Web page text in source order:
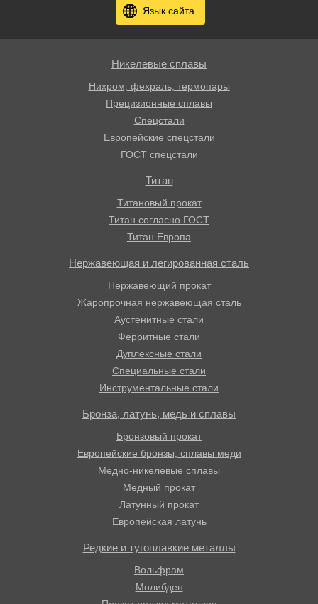
Язык сайта
Никелевые сплавы
Нихром, фехраль, термопары
Прецизионные сплавы
Спецстали
Европейские спецстали
ГОСТ спецстали
Титан
Титановый прокат
Титан согласно ГОСТ
Титан Европа
Нержавеющая и легированная сталь
Нержавеющий прокат
Жаропрочная нержавеющая сталь
Аустенитные стали
Ферритные стали
Дуплексные стали
Специальные стали
Инструментальные стали
Бронза, латунь, медь и сплавы
Бронзовый прокат
Европейские бронзы, сплавы меди
Медно-никелевые сплавы
Медный прокат
Латунный прокат
Европейская латунь
Редкие и тугоплавкие металлы
Вольфрам
Молибден